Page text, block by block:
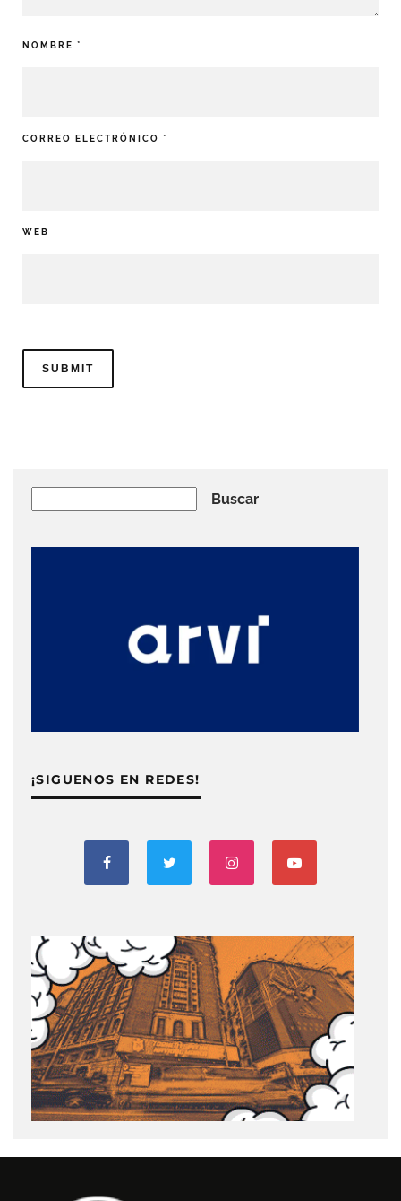
NOMBRE *
CORREO ELECTRÓNICO *
WEB
Buscar
¡SIGUENOS EN REDES!